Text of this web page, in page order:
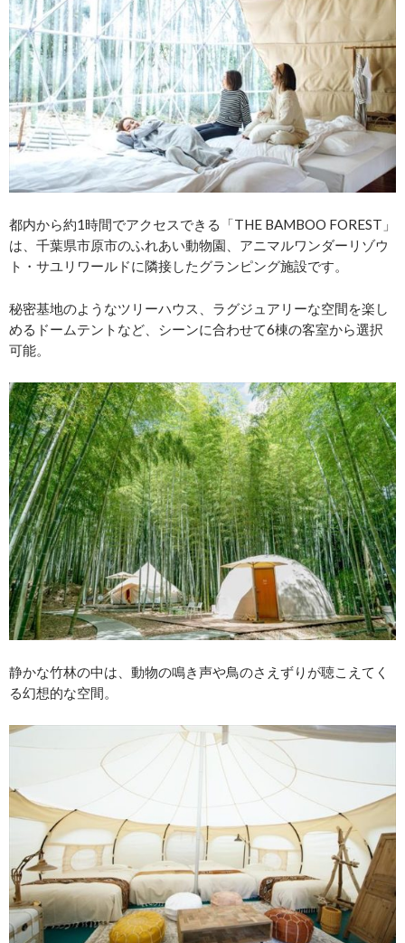
都内から約1時間でアクセスできる「THE BAMBOO FOREST」
は、千葉県市原市のふれあい動物園、アニマルワンダーリゾウ
ト・サユリワールドに隣接したグランピング施設です。
秘密基地のようなツリーハウス、ラグジュアリーな空間を楽し
めるドームテントなど、シーンに合わせて6棟の客室から選択
可能。
静かな竹林の中は、動物の鳴き声や鳥のさえずりが聴こえてく
る幻想的な空間。